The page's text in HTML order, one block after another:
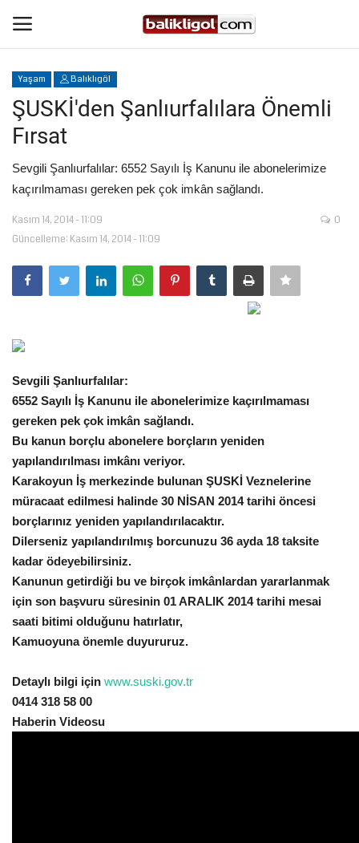
Giriş Yap
Anasayfa
Köşe Yazıları
Magazin
Şanlıurfa
Spor
Gündem
Tekno Bilim
Ekonomi
Siyaset
Galeriler
Yaşam
Künye
Sağlık
İletişim
Yaşam Balıklıgöl
ŞUSKİ'den Şanlıurfalılara Önemli
Fırsat
Sevgili Şanlıurfalılar: 6552 Sayılı İş Kanunu ile abonelerimize
kaçırılmaması gereken pek çok imkân sağlandı.
Kasım 14, 2014 - 11:09
Güncelleme: Kasım 14, 2014 - 11:09
0
Sevgili Şanlıurfalılar:
6552 Sayılı İş Kanunu ile abonelerimize kaçırılmaması
gereken pek çok imkân sağlandı.
Bu kanun borçlu abonelere borçların yeniden
yapılandırılması imkânı veriyor.
Karakoyun İş merkezinde bulunan ŞUSKİ Veznelerine
müracaat edilmesi halinde 30 NİSAN 2014 tarihi öncesi
borçlarınız yeniden yapılandırılacaktır.
Dilerseniz yapılandırılmış borcunuzu 36 ayda 18 taksite
kadar ödeyebilirsiniz.
Kanunun getirdiği bu ve birçok imkânlardan yararlanmak
için son başvuru süresinin 01 ARALIK 2014 tarihi mesai
saati bitimi olduğunu hatırlatır,
Kamuoyuna önemle duyururuz.
Detaylı bilgi için www.suski.gov.tr
0414 318 58 00
Haberin Videosu